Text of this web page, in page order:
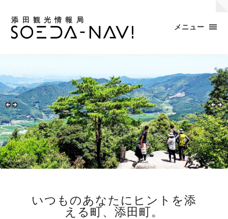
添田観光情報局
メニュー
いつものあなたにヒントを添
える町、添田町。